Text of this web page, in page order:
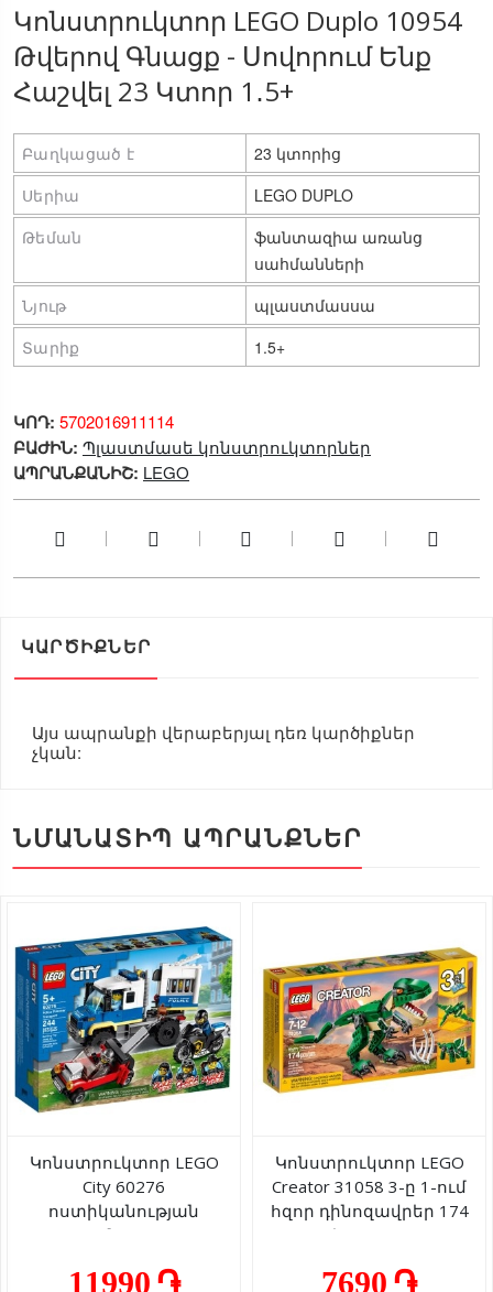
Կոնստրուկտոր LEGO Duplo 10954
Թվերով Գնացք - Սովորում Ենք
Հաշվել 23 Կտոր 1․5+
Բաղկացած է
23 կտորից
Սերիա
LEGO DUPLO
Թեման
ֆանտազիա առանց
սահմանների
Նյութ
պլաստմասսա
Տարիք
1.5+
ԿՈԴ: 5702016911114
ԲԱԺԻՆ: Պլաստմասե կոնստրուկտորներ
ԱՊՐԱՆՔԱՆԻՇ: LEGO
ԿԱՐԾԻՔՆԵՐ
Այս ապրանքի վերաբերյալ դեռ կարծիքներ
չկան:
ՆՄԱՆԱՏԻՊ ԱՊՐԱՆՔՆԵՐ
Կոնստրուկտոր LEGO
City 60276
ոստիկանության
տրանսպորտ
տեղափոխելու համար
11990 ֏
Կոնստրուկտոր LEGO
Creator 31058 3-ը 1-ում
հզոր դինոզավրեր 174
կտոր 7+
7690 ֏